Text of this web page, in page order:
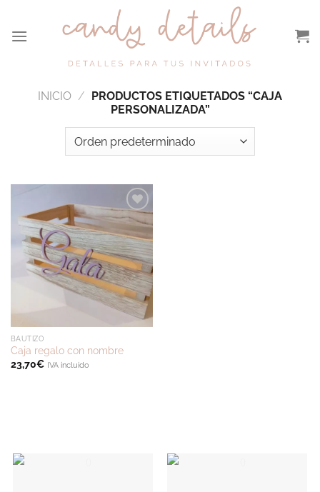
contenido
INICIO / PRODUCTOS ETIQUETADOS “CAJA
PERSONALIZADA”
BAUTIZO
Caja regalo con nombre
23,70€ IVA incluido